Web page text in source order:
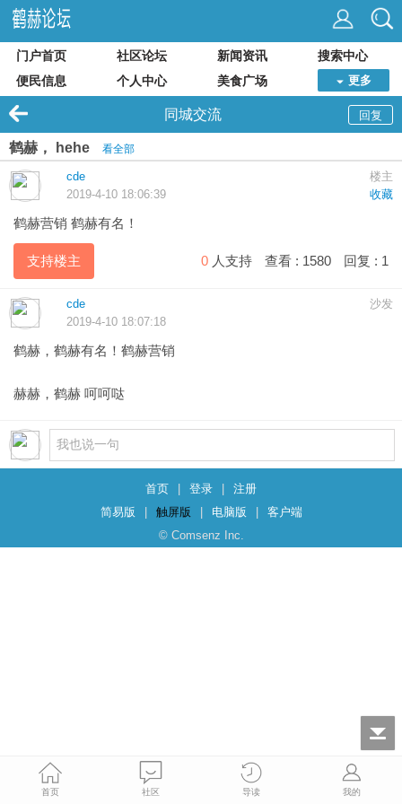
门户首页 社区论坛 新闻资讯
搜索中心
便民信息
个人中心 美食广场 更多
回复
同城交流
鹤赫， hehe 看全部
楼主
cde
收藏
2019-4-10 18:06:39
鹤赫营销 鹤赫有名！
支持楼主 0 人支持 查看 : 1580 回复 : 1
沙发
cde
2019-4-10 18:07:18
鹤赫，鹤赫有名！鹤赫营销
赫赫，鹤赫 呵呵哒
首页 登录
注册
简易版
触屏版 电脑版
客户端
© Comsenz Inc.
首页 社区 导读 我的